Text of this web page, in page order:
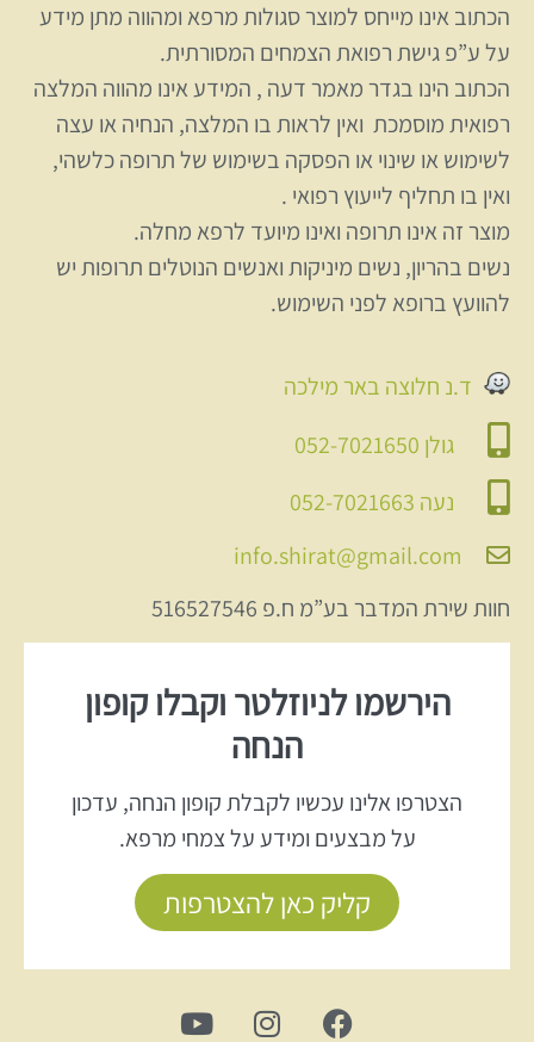
הכתוב אינו מייחס למוצר סגולות מרפא ומהווה מתן מידע
על ע”פ גישת רפואת הצמחים המסורתית.
הכתוב הינו בגדר מאמר דעה , המידע אינו מהווה המלצה
רפואית מוסמכת ואין לראות בו המלצה, הנחיה או עצה
לשימוש או שינוי או הפסקה בשימוש של תרופה כלשהי,
ואין בו תחליף לייעוץ רפואי .
מוצר זה אינו תרופה ואינו מיועד לרפא מחלה.
נשים בהריון, נשים מיניקות ואנשים הנוטלים תרופות יש
להוועץ ברופא לפני השימוש.
ד.נ חלוצה באר מילכה
גולן 052-7021650
נעה 052-7021663
info.shirat@gmail.com
חוות שירת המדבר בע”מ ח.פ 516527546
הירשמו לניוזלטר וקבלו קופון
הנחה
הצטרפו אלינו עכשיו לקבלת קופון הנחה, עדכון
על מבצעים ומידע על צמחי מרפא.
קליק כאן להצטרפות